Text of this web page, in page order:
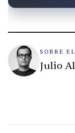
SOBRE
Julio